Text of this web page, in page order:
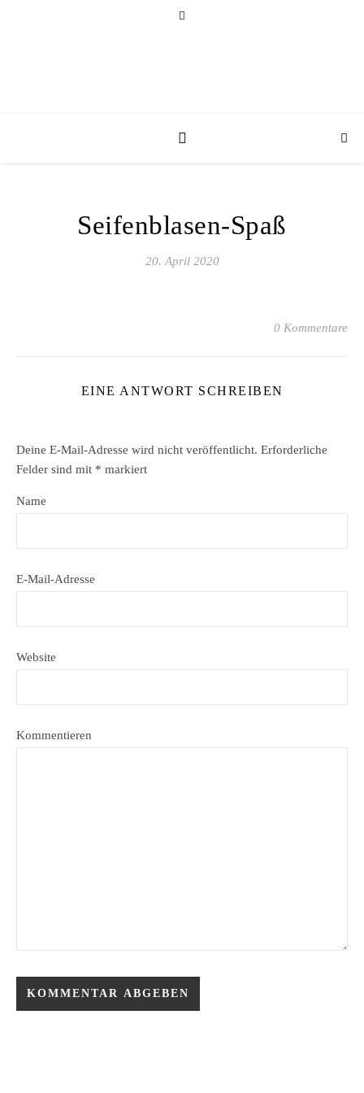
Seifenblasen-Spaß
20. April 2020
0 Kommentare
EINE ANTWORT SCHREIBEN
Deine E-Mail-Adresse wird nicht veröffentlicht. Erforderliche
Felder sind mit * markiert
Name
E-Mail-Adresse
Website
Kommentieren